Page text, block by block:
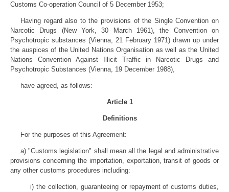
Customs Co-operation Council of 5 December 1953;
Having regard also to the provisions of the Single Convention on
Narcotic Drugs (New York, 30 March 1961), the Convention on
Psychotropic substances (Vienna, 21 February 1971) drawn up under
the auspices of the United Nations Organisation as well as the United
Nations Convention Against Illicit Traffic in Narcotic Drugs and
Psychotropic Substances (Vienna, 19 December 1988),
have agreed, as follows:
Article 1
Definitions
For the purposes of this Agreement:
a) "Customs legislation" shall mean all the legal and administrative
provisions concerning the importation, exportation, transit of goods or
any other customs procedures including:
i) the collection, guaranteeing or repayment of customs duties,